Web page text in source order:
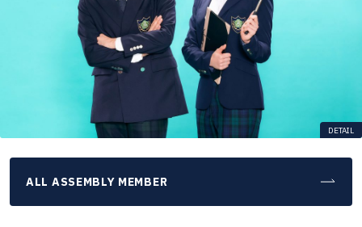
DETAIL
ALL ASSEMBLY MEMBER